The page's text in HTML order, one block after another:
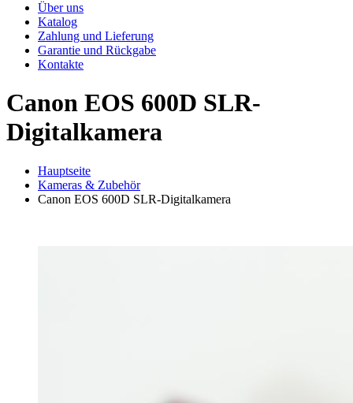
Über uns
Katalog
Zahlung und Lieferung
Garantie und Rückgabe
Kontakte
Canon EOS 600D SLR-
Digitalkamera
Hauptseite
Kameras & Zubehör
Canon EOS 600D SLR-Digitalkamera